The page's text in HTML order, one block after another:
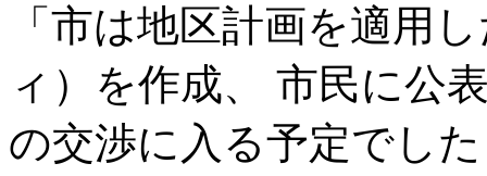
「市は地区計画を適用
ィ）を作成、 市民に公
の交渉に入る予定でし